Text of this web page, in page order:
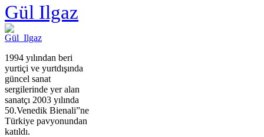
Gül Ilgaz
1994 yılından beri
yurtiçi ve yurtdışında
güncel sanat
sergilerinde yer alan
sanatçı 2003 yılında
50.Venedik Bienali”ne
Türkiye pavyonundan
katıldı.